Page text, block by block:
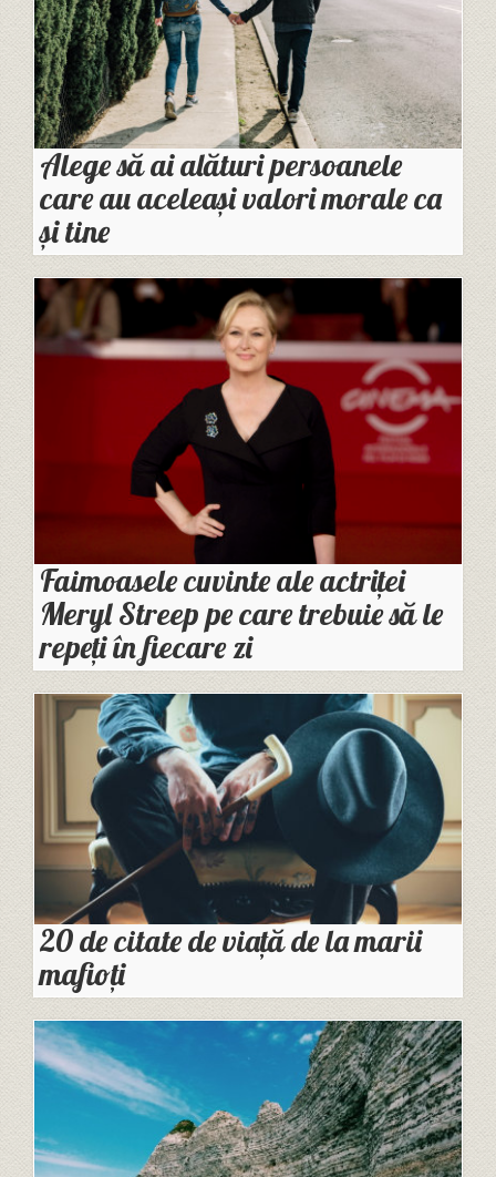
Alege să ai alături persoanele
care au aceleași valori morale ca
și tine
Faimoasele cuvinte ale actriței
Meryl Streep pe care trebuie să le
repeți în fiecare zi
20 de citate de viață de la marii
mafioți